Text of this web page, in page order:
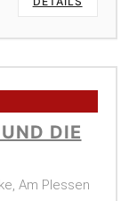
DIE
Am Plessen